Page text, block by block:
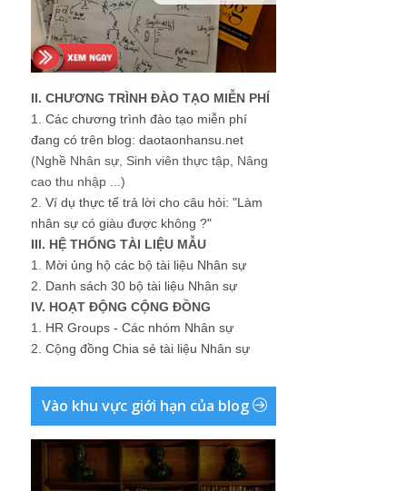
II. CHƯƠNG TRÌNH ĐÀO TẠO MIỄN PHÍ
1. Các chương trình đào tạo miễn phí
đang có trên blog: daotaonhansu.net
(Nghề Nhân sự, Sinh viên thực tập, Nâng
cao thu nhập ...)
2. Ví dụ thực tế trả lời cho câu hỏi: "Làm
nhân sự có giàu được không ?"
III. HỆ THỐNG TÀI LIỆU MẪU
1. Mời ủng hộ các bộ tài liệu Nhân sự
2. Danh sách 30 bộ tài liệu Nhân sự
IV. HOẠT ĐỘNG CỘNG ĐỒNG
1. HR Groups - Các nhóm Nhân sự
2. Cộng đồng Chia sẻ tài liệu Nhân sự
Vào khu vực giới hạn của blog